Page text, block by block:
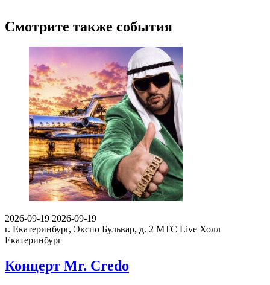
Смотрите также события
2026-09-19 2026-09-19
г. Екатеринбург, Экспо Бульвар, д. 2 МТС Live Холл
Екатеринбург
Концерт Mr. Credo